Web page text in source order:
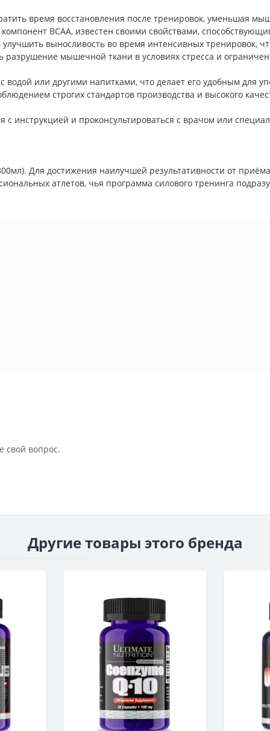
время восстановления после тренировок, уменьшая
BCAA, известен своими свойствами,
выносливость во время интенсивных тренировок,
мышечной ткани в условиях стресса и
водой или другими напитками, что делает его удобным для
строгих стандартов производства и высокого
инструкцией и проконсультироваться с врачом или
Для достижения наилучшей результативности от
атлетов, чья программа силового тренинга
свой вопрос.
Другие товары этого бренда